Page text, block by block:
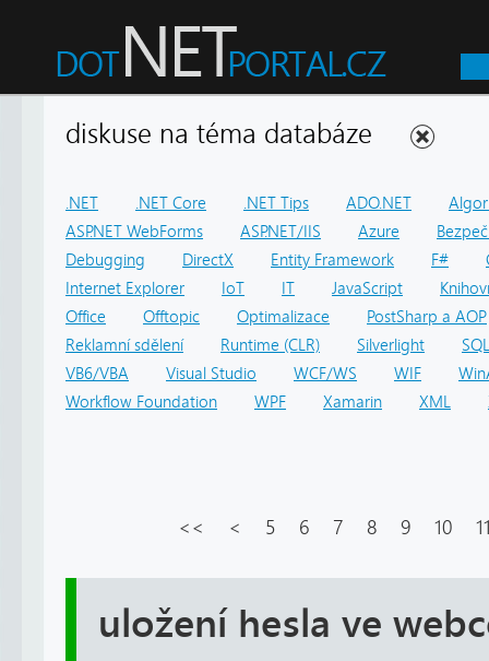
diskuse na téma databáze
.NET .NET Core .NET Tips ADO.NET
ASP.NET WebForms
ASP.NET/IIS Azure
Debugging
DirectX Entity Framework F#
Internet Explorer
IoT IT JavaScript
Office
Offtopic Optimalizace
PostSharp a AOP
Reklamní sdělení
Runtime (CLR) Silverlight
SQL
VB6/VBA
Visual Studio WCF/WS WIF
Workflow Foundation
WPF Xamarin XML
<< < 5 6 7 8 9 10
uložení hesla ve